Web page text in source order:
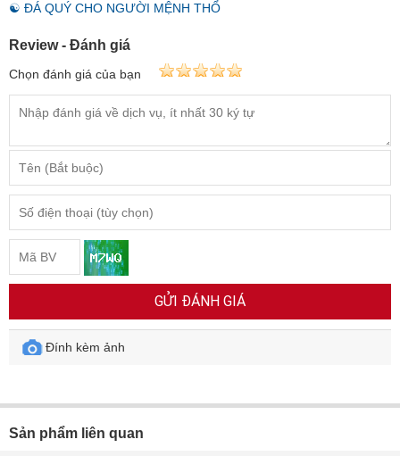
☯ ĐÁ QUÝ CHO NGƯỜI MỆNH THỔ
Review - Đánh giá
Chọn đánh giá của bạn
GỬI ĐÁNH GIÁ
Đính kèm ảnh
Sản phẩm liên quan